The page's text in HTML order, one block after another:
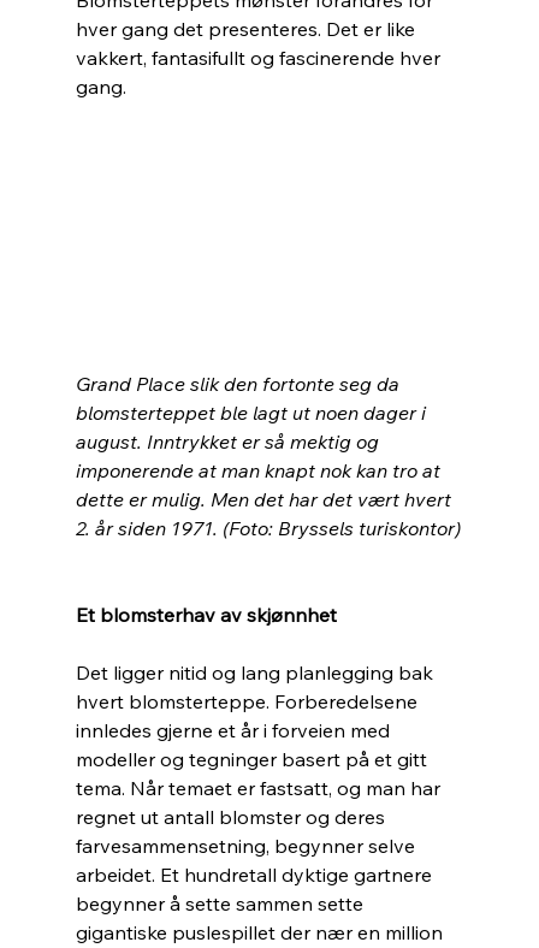
hver gang det presenteres. Det er like
vakkert, fantasifullt og fascinerende hver
gang.
Grand Place slik den fortonte seg da
blomsterteppet ble lagt ut noen dager i
august. Inntrykket er så mektig og
imponerende at man knapt nok kan tro at
dette er mulig. Men det har det vært hvert
2. år siden 1971. (Foto: Bryssels turiskontor)
Et blomsterhav av skjønnhet
Det ligger nitid og lang planlegging bak
hvert blomsterteppe. Forberedelsene
innledes gjerne et år i forveien med
modeller og tegninger basert på et gitt
tema. Når temaet er fastsatt, og man har
regnet ut antall blomster og deres
farvesammensetning, begynner selve
arbeidet. Et hundretall dyktige gartnere
begynner å sette sammen sette
gigantiske puslespillet der nær en million